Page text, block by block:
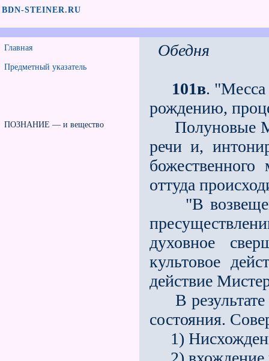
BDN-STEINER.RU
Главная
Предметный указатель
ПОЗНАНИЕ — и вещество
Обедня
101в. "Месса
рождению,
Полуновые
речи и,
оттуда
"В
духовное
культовое
действие
В результате
состояния.
1)